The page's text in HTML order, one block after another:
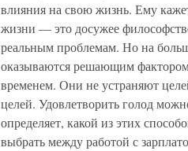
влияния на свою жизнь. Ему
жизни — это досужее
реальным пробле­мам. Но на
оказываются решающим
временем. Они не устраняют
целей. Удовлетворить голод
определяет, ка­кой из этих
выбрать между работой с